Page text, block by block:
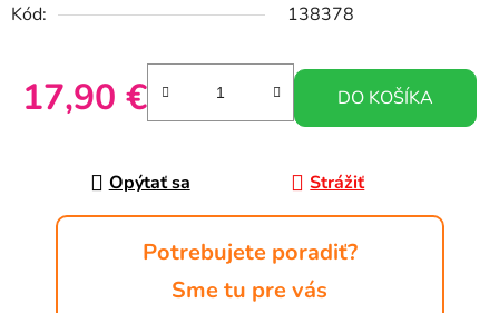
Kód: 138378
17,90 € DO KOŠÍKA
Opýtať sa Strážiť
Potrebujete poradiť?
Sme tu pre vás